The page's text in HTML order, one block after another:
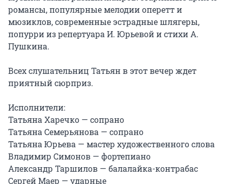
романсы, популярные мелодии оперетт и
мюзиклов, современные эстрадные шлягеры,
попурри из репертуара И. Юрьевой и стихи А.
Пушкина.
Всех слушательниц Татьян в этот вечер ждет
приятный сюрприз.
Исполнители:
Татьяна Харечко — сопрано
Татьяна Семерьянова — сопрано
Татьяна Юрьева — мастер художественного слова
Владимир Симонов — фортепиано
Александр Таршилов — балалайка-контрабас
Сергей Маер — ударные